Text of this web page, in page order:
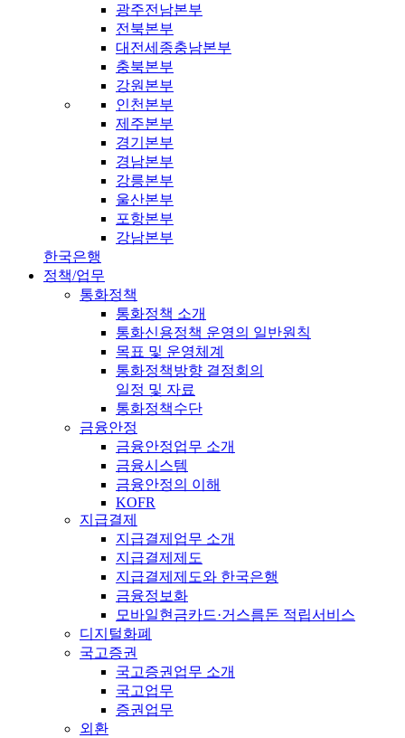
광주전남본부
전북본부
대전세종충남본부
충북본부
강원본부
인천본부
제주본부
경기본부
경남본부
강릉본부
울산본부
포항본부
강남본부
한국은행
정책/업무
통화정책
통화정책 소개
통화신용정책 운영의 일반원칙
목표 및 운영체계
통화정책방향 결정회의
일정 및 자료
통화정책수단
금융안정
금융안정업무 소개
금융시스템
금융안정의 이해
KOFR
지급결제
지급결제업무 소개
지급결제제도
지급결제제도와 한국은행
금융정보화
모바일현금카드·거스름돈 적립서비스
디지털화폐
국고증권
국고증권업무 소개
국고업무
증권업무
외환